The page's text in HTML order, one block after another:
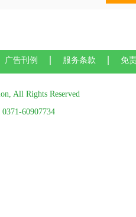
广告刊例 服务条款 免
All Rights Reserved
60907734